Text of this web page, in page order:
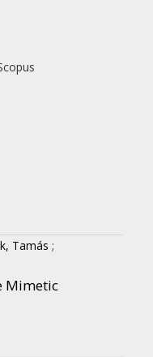
Tamás ;
Mimetic